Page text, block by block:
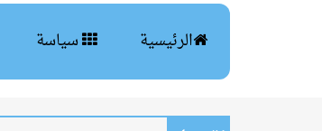
الرئيسية سياسة